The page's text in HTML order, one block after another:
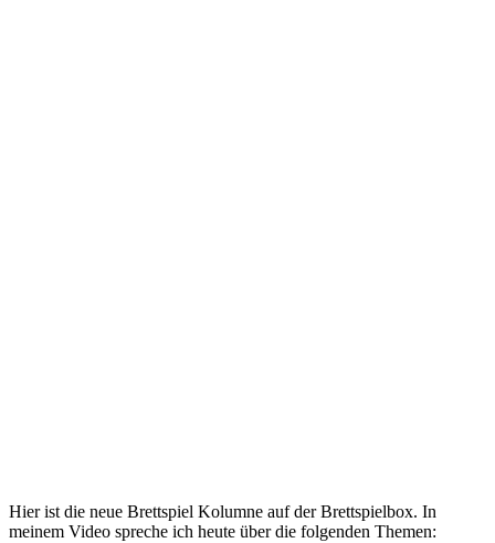
Hier ist die neue Brettspiel Kolumne auf der Brettspielbox. In
meinem Video spreche ich heute über die folgenden Themen: